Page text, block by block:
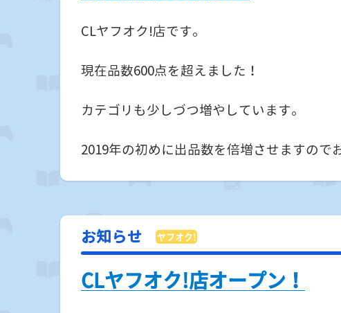
CLヤフオク!店です。
現在品数600点を超えました！
カテゴリも少しづつ増やしています。
2019年の初めに出品数を倍増させますので
お知らせ
CLヤフオク!店オープン！